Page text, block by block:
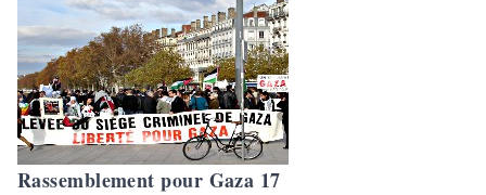
Rassemblement pour Gaza 17